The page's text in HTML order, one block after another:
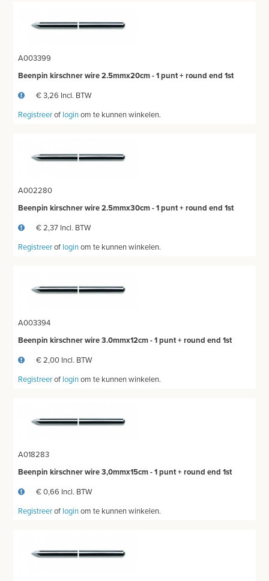
A003399
Beenpin kirschner wire 2.5mmx20cm - 1 punt + round end 1st
€ 3,26 Incl. BTW
Registreerof loginom te kunnen winkelen.
A002280
Beenpin kirschner wire 2.5mmx30cm - 1 punt + round end 1st
€ 2,37 Incl. BTW
Registreerof loginom te kunnen winkelen.
A003394
Beenpin kirschner wire 3.0mmx12cm - 1 punt + round end 1st
€ 2,00 Incl. BTW
Registreerof loginom te kunnen winkelen.
A018283
Beenpin kirschner wire 3,0mmx15cm - 1 punt + round end 1st
€ 0,66 Incl. BTW
Registreerof loginom te kunnen winkelen.